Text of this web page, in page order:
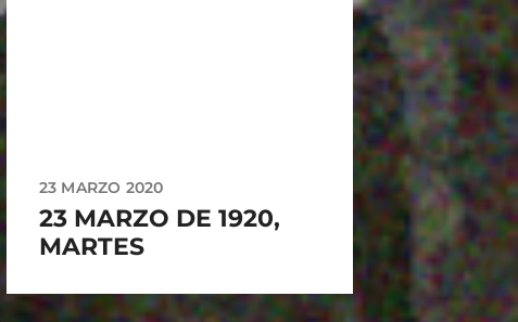
23 MARZO 2020
23 MARZO DE 1920,
MARTES